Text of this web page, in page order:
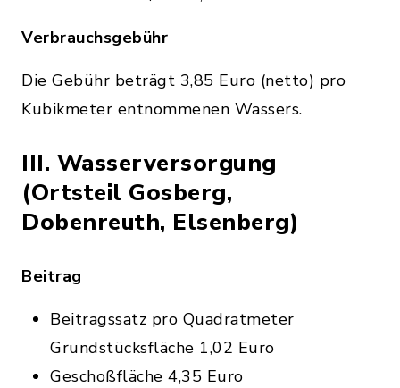
Verbrauchsgebühr
Die Gebühr beträgt 3,85 Euro (netto) pro
Kubikmeter entnommenen Wassers.
III. Wasserversorgung
(Ortsteil Gosberg,
Dobenreuth, Elsenberg)
Beitrag
Beitragssatz pro Quadratmeter
Grundstücksfläche 1,02 Euro
Geschoßfläche 4,35 Euro